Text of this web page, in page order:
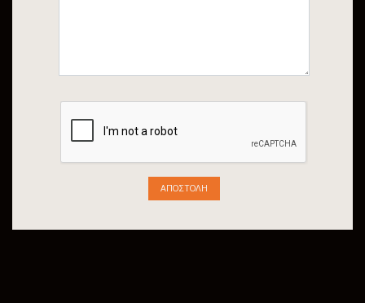
ΑΠΟΣΤΟΛΉ